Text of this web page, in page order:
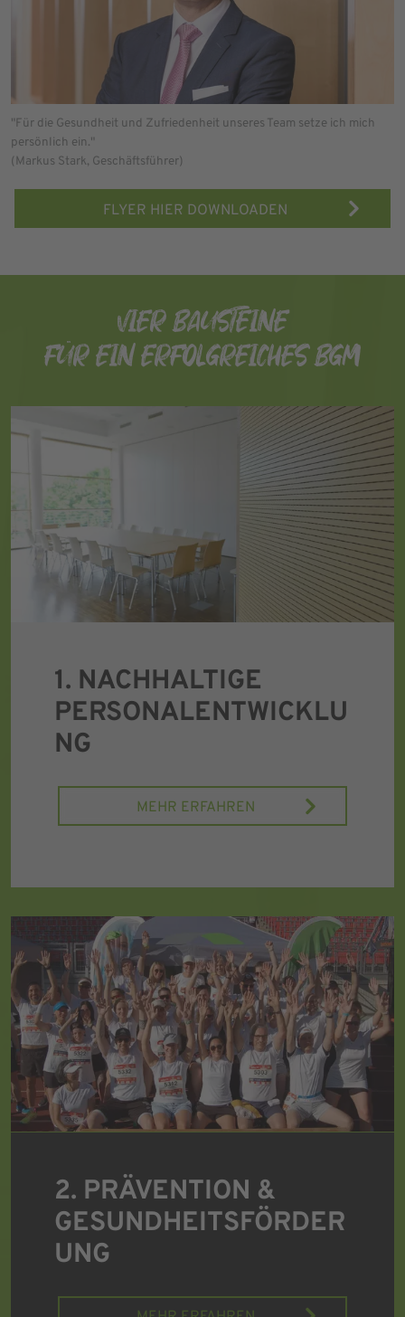
"Für die Gesundheit und Zufriedenheit unseres Team setze ich mich
persönlich ein."
(Markus Stark, Geschäftsführer)
FLYER HIER DOWNLOADEN
VIER BAUSTEINE
FÜR EIN ERFOLGREICHES BGM
1. NACHHALTIGE
PERSONALENTWICKLU
NG
MEHR ERFAHREN
2. PRÄVENTION &
GESUNDHEITSFÖRDER
UNG